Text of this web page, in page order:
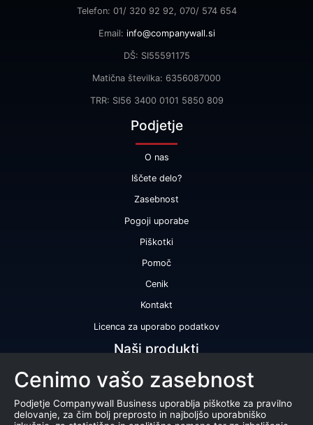
Telefon: 01/ 320 92 92, 070/ 574 654
Email: info@companywall.si
DŠ: SI55591175
Matična številka: 6356087000
TRR: SI56 3400 0101 5850 809
Podjetje
O nas
Iščete delo?
Zasebnost
Pogoji uporabe
Piškotki
Pomoč
Cenik
Kontakt
Licenca za uporabo podatkov
Naši produkti
Bonitetna ocena
Bonitetno poročilo
Certifikat bonitetne odličnosti
Cenimo vašo zasebnost
Podjetje Companywall Business uporablja piškotke za pravilno
delovanje, za čim bolj preprosto in najboljšo uporabniško